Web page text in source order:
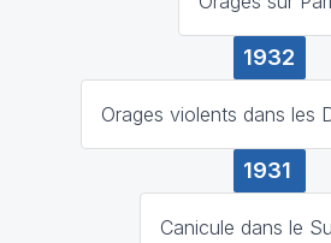
1932
Orages violents dans les
1931
Canicule dans le